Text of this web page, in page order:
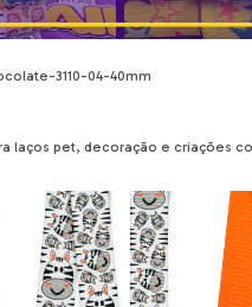
3110-04-40mm
laços pet, decoração e criações